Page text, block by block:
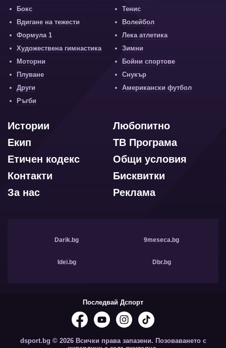
Бокс
Тенис
Вдигане на тежести
Волейбол
Формула 1
Лека атлетика
Художествена гимнастика
Зимни
Моторни
Бойни спортове
Плуване
Снукър
Други
Американски футбол
Ръгби
Любопитно
Истории
ТВ Програма
Екип
Общи условия
Етичен кодекс
Бисквитки
Контакти
Реклама
За нас
Darik.bg 9meseca.bg
Idei.bg Dbr.bg
Последвай Дспорт
dsport.bg © 2026 Всички права запазени. Позоваването с